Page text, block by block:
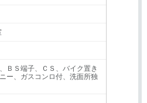
ＢＳ端子、ＣＳ、バイク置き
ー、ガスコンロ付、洗面所独